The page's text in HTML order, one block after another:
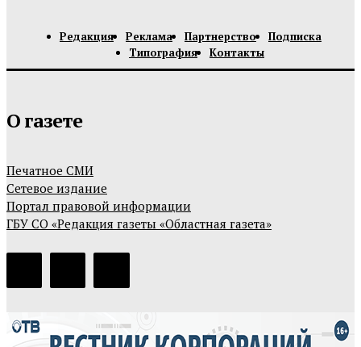
Редакция Реклама Партнерство
Подписка
Типография
Контакты
О газете
Печатное СМИ
Сетевое издание
Портал правовой информации
ГБУ СО «Редакция газеты «Областная газета»